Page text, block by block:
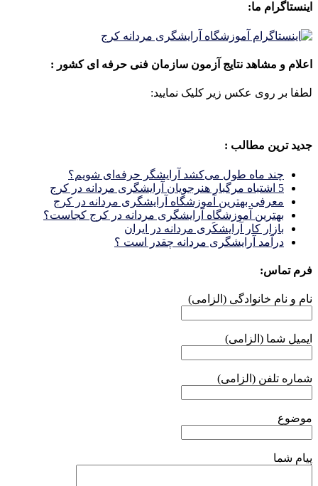
اینستاگرام ما:
اعلام و مشاهد نتایج آزمون سازمان فنی حرفه ای کشور :
لطفا بر روی عکس زیر کلیک نمایید:
جدید ترین مطالب :
چند ماه طول می‌کشد آرایشگر حرفه‌ای شویم؟
5 اشتباه مرگبار هنرجویان آرایشگری مردانه در کرج
معرفی بهترین آموزشگاه آرایشگری مردانه در کرج
بهترین آموزشگاه آرایشگری مردانه در کرج کجاست؟
بازار كار آرايشكَرى مردانه در ايران
درآمد آرایشگری مردانه چقدر است ؟
فرم تماس:
نام و نام خانوادگی (الزامی)
ایمیل شما (الزامی)
شماره تلفن (الزامی)
موضوع
پیام شما